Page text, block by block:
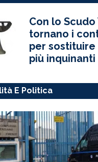
Con lo
tornano i
per sostituire
più inquinanti
E Politica